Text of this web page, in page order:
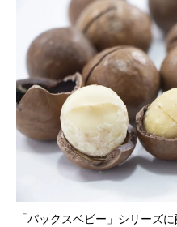
「パックスベビー」シリーズ